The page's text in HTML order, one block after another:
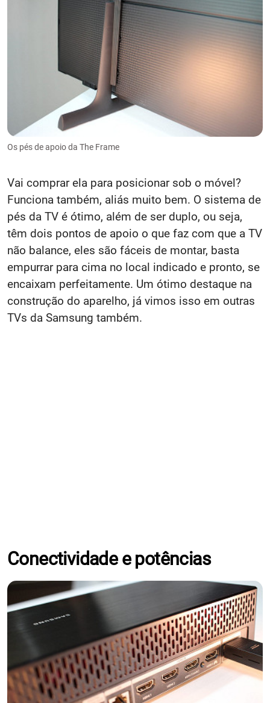
Os pés de apoio da The Frame
Vai comprar ela para posicionar sob o móvel?
Funciona também, aliás muito bem. O sistema de
pés da TV é ótimo, além de ser duplo, ou seja,
têm dois pontos de apoio o que faz com que a TV
não balance, eles são fáceis de montar, basta
empurrar para cima no local indicado e pronto, se
encaixam perfeitamente. Um ótimo destaque na
construção do aparelho, já vimos isso em outras
TVs da Samsung também.
Conectividade e potências